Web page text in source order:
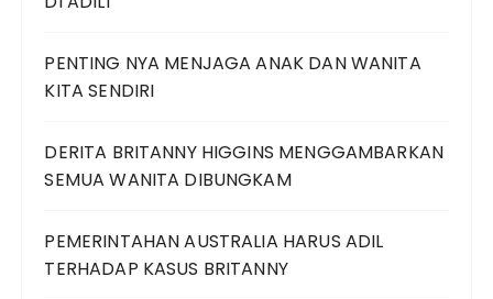
PENTING NYA MENJAGA ANAK DAN WANITA
KITA SENDIRI
DERITA BRITANNY HIGGINS MENGGAMBARKAN
SEMUA WANITA DIBUNGKAM
PEMERINTAHAN AUSTRALIA HARUS ADIL
TERHADAP KASUS BRITANNY